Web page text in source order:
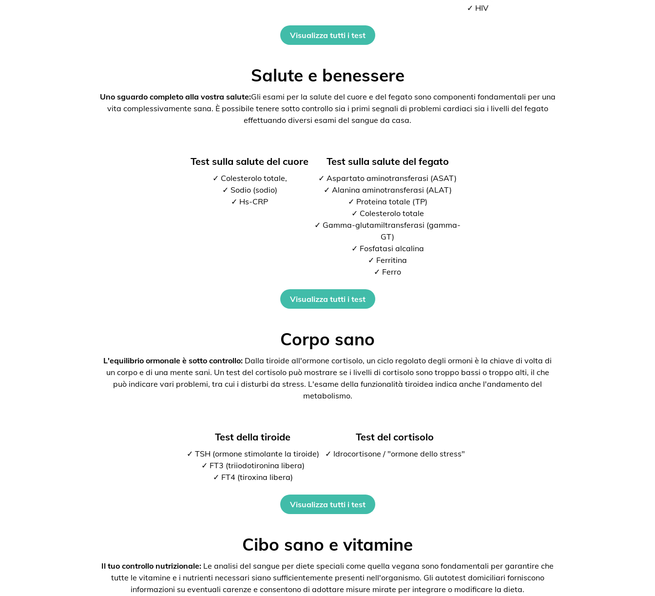
✓ HIV
Visualizza tutti i test
Salute e benessere
Uno sguardo completo alla vostra salute:Gli esami per la salute del cuore e del fegato sono componenti fondamentali per una
vita complessivamente sana. È possibile tenere sotto controllo sia i primi segnali di problemi cardiaci sia i livelli del fegato
effettuando diversi esami del sangue da casa.
Test sulla salute del cuore
✓ Colesterolo totale,
✓ Sodio (sodio)
✓ Hs-CRP
Test sulla salute del fegato
✓ Aspartato aminotransferasi (ASAT)
✓ Alanina aminotransferasi (ALAT)
✓ Proteina totale (TP)
✓ Colesterolo totale
✓ Gamma-glutamiltransferasi (gamma-
GT)
✓ Fosfatasi alcalina
✓ Ferritina
✓ Ferro
Visualizza tutti i test
Corpo sano
L'equilibrio ormonale è sotto controllo: Dalla tiroide all'ormone cortisolo, un ciclo regolato degli ormoni è la chiave di volta di
un corpo e di una mente sani. Un test del cortisolo può mostrare se i livelli di cortisolo sono troppo bassi o troppo alti, il che
può indicare vari problemi, tra cui i disturbi da stress. L'esame della funzionalità tiroidea indica anche l'andamento del
metabolismo.
Test della tiroide
✓ TSH (ormone stimolante la tiroide)
✓ FT3 (triiodotironina libera)
✓ FT4 (tiroxina libera)
Test del cortisolo
✓ Idrocortisone / "ormone dello stress"
Visualizza tutti i test
Cibo sano e vitamine
Il tuo controllo nutrizionale: Le analisi del sangue per diete speciali come quella vegana sono fondamentali per garantire che
tutte le vitamine e i nutrienti necessari siano sufficientemente presenti nell'organismo. Gli autotest domiciliari forniscono
informazioni su eventuali carenze e consentono di adottare misure mirate per integrare o modificare la dieta.